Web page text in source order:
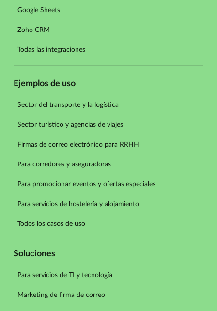
Google Sheets
Zoho CRM
Todas las integraciones
Ejemplos de uso
Sector del transporte y la logística
Sector turístico y agencias de viajes
Firmas de correo electrónico para RRHH
Para corredores y aseguradoras
Para promocionar eventos y ofertas especiales
Para servicios de hostelería y alojamiento
Todos los casos de uso
Soluciones
Para servicios de TI y tecnología
Marketing de firma de correo